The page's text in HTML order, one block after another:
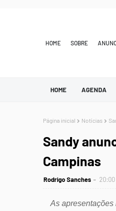
HOME SOBRE
HOME AGENDA
Página inicial Notícias
Sandy
Campinas
Rodrigo Sanches 20:00
As apresentações